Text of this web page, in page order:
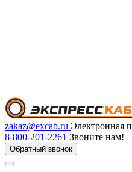
zakaz@excab.ru Электронная
8-800-201-2261 Звоните нам!
Обратный звонок